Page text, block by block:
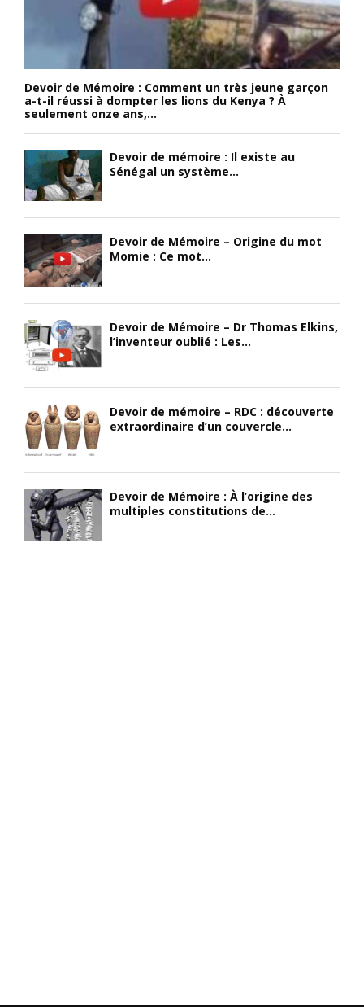
Devoir de Mémoire : Comment un très jeune garçon
a-t-il réussi à dompter les lions du Kenya ? À
seulement onze ans,...
Devoir de mémoire : Il existe au
Sénégal un système...
Devoir de Mémoire – Origine du mot
Momie : Ce mot...
Devoir de Mémoire – Dr Thomas Elkins,
l’inventeur oublié : Les...
Devoir de mémoire – RDC : découverte
extraordinaire d’un couvercle...
Devoir de Mémoire : À l’origine des
multiples constitutions de...